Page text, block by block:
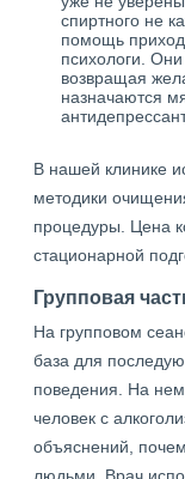
спиртного не
помощь
психологи.
возвращая
назначаются
В нашей клинике
методики
процедуры. Цена
стационарной
Групповая
На групповом
база для
поведения. На нем
человек с
объяснений,